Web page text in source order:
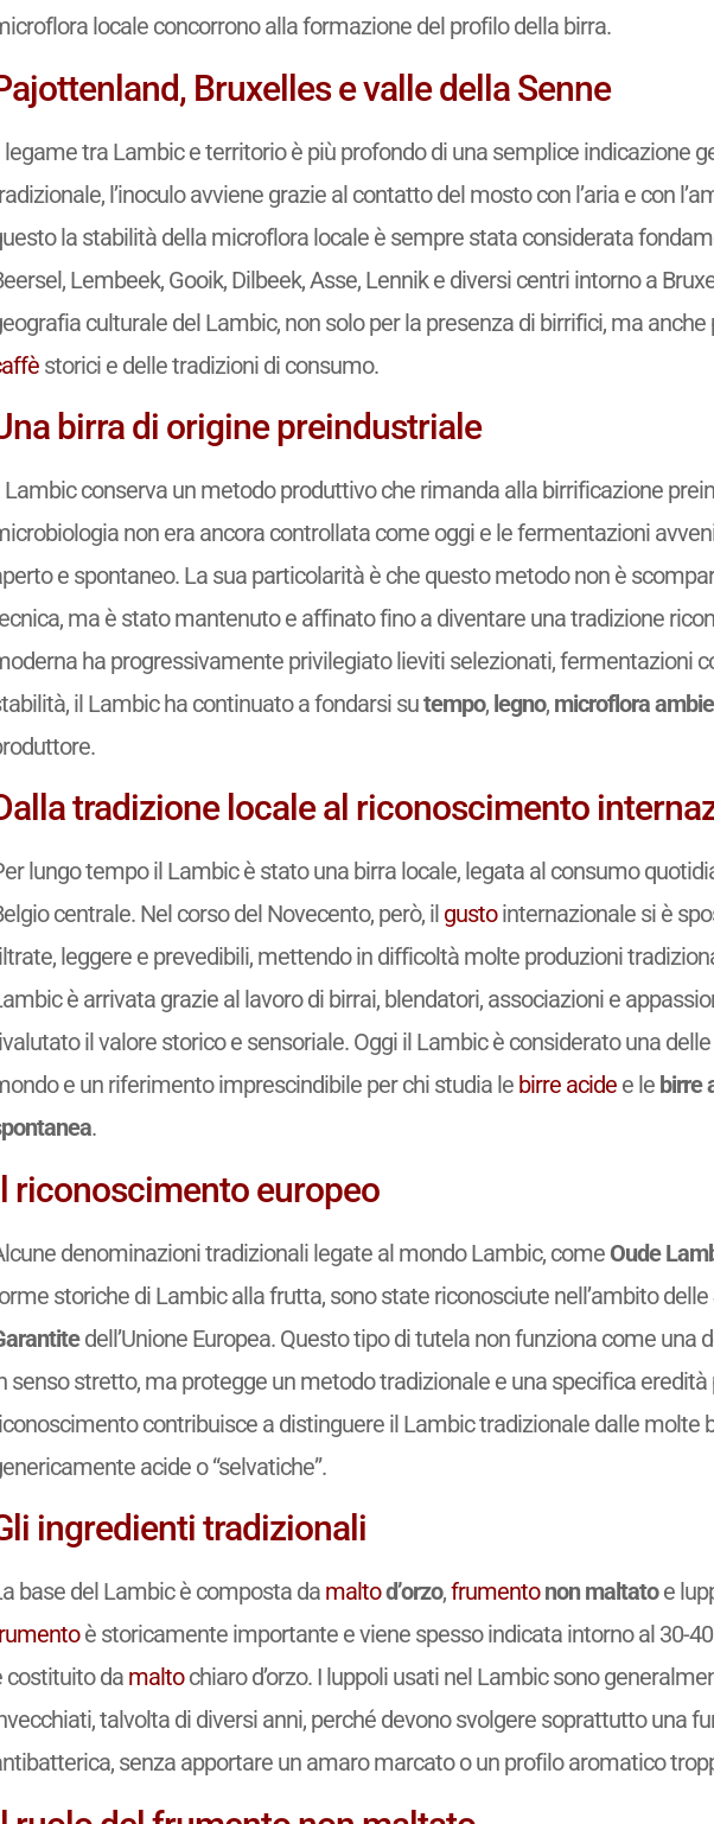
locale concorrono alla formazione del profilo della birra.
Bruxelles e valle della Senne
legame tra Lambic e territorio è più profondo di una semplice indicazione
l’inoculo avviene grazie al contatto del mosto con l’aria e con
la stabilità della microflora locale è sempre stata considerata
Lembeek, Gooik, Dilbeek, Asse, Lennik e diversi centri intorno a
culturale del Lambic, non solo per la presenza di birrifici, ma anche
storici e delle tradizioni di consumo.
birra di origine preindustriale
Lambic conserva un metodo produttivo che rimanda alla birrificazione
non era ancora controllata come oggi e le fermentazioni
e spontaneo. La sua particolarità è che questo metodo non è
ma è stato mantenuto e affinato fino a diventare una tradizione
ha progressivamente privilegiato lieviti selezionati, fermentazioni
il Lambic ha continuato a fondarsi sutempo, legno, microflora
tradizione locale al riconoscimento
lungo tempo il Lambic è stato una birra locale, legata al consumo
centrale. Nel corso del Novecento, però, il gustointernazionale si è
leggere e prevedibili, mettendo in difficoltà molte produzioni
è arrivata grazie al lavoro di birrai, blendatori, associazioni e
il valore storico e sensoriale. Oggi il Lambic è considerato una
e un riferimento imprescindibile per chi studia le birre acide e le birre
.
riconoscimento europeo
denominazioni tradizionali legate al mondo Lambic, come Oude
storiche di Lambic alla frutta, sono state riconosciute nell’ambito delle
dell’Unione Europea. Questo tipo di tutela non funziona come una
senso stretto, ma protegge un metodo tradizionale e una specifica eredità
contribuisce a distinguere il Lambic tradizionale dalle molte
acide o “selvatiche”.
ingredienti tradizionali
base del Lambic è composta da maltod’orzo,frumentonon maltatoe
è storicamente importante e viene spesso indicata intorno al 30-
costituito da maltochiaro d’orzo. I luppoli usati nel Lambic sono
talvolta di diversi anni, perché devono svolgere soprattutto una
senza apportare un amaro marcato o un profilo aromatico